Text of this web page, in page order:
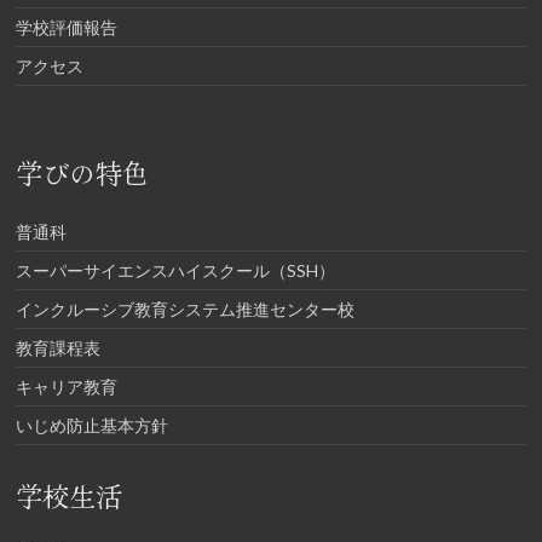
学校評価報告
アクセス
学びの特色
普通科
スーパーサイエンスハイスクール（SSH）
インクルーシブ教育システム推進センター校
教育課程表
キャリア教育
いじめ防止基本方針
学校生活